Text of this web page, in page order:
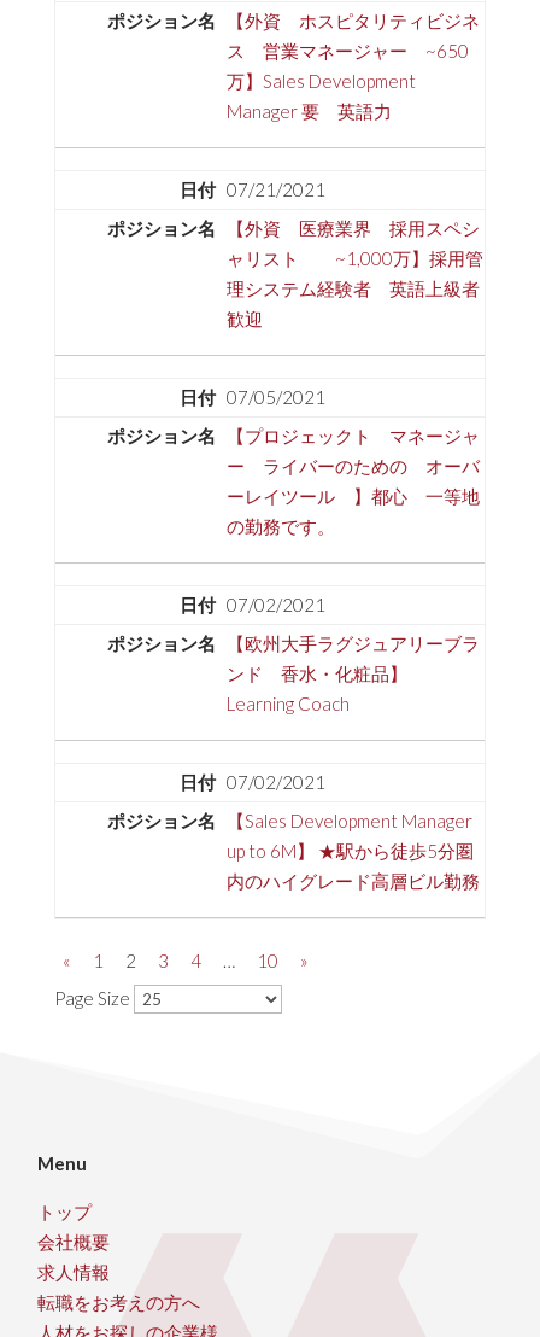
【外資 ホスピタリティビジネ
ス 営業マネージャー ~650
万】Sales Development
Manager 要 英語力
07/21/2021
【外資 医療業界 採用スペシ
ャリスト ~1,000万】採用管
理システム経験者 英語上級者
歓迎
07/05/2021
【プロジェックト マネージャ
ー ライバーのための オーバ
ーレイツール 】都心 一等地
の勤務です。
07/02/2021
【欧州大手ラグジュアリーブラ
ンド 香水・化粧品】
Learning Coach
07/02/2021
【Sales Development Manager
up to 6M】 ★駅から徒歩5分圏
内のハイグレード高層ビル勤務
« 1 2 3 4 … 10
»
Page Size
Menu
トップ
会社概要
求人情報
転職をお考えの方へ
人材をお探しの企業様